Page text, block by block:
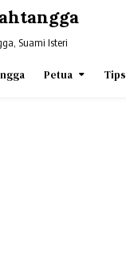
Suami Isteri
Petua Tips